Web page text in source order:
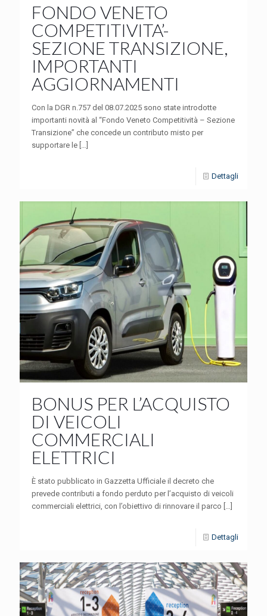
FONDO VENETO
COMPETITIVITA’-
SEZIONE TRANSIZIONE,
IMPORTANTI
AGGIORNAMENTI
Con la DGR n.757 del 08.07.2025 sono state introdotte
importanti novità al “Fondo Veneto Competitività – Sezione
Transizione” che concede un contributo misto per
supportare le […]
Dettagli
BONUS PER L’ACQUISTO
DI VEICOLI
COMMERCIALI
ELETTRICI
È stato pubblicato in Gazzetta Ufficiale il decreto che
prevede contributi a fondo perduto per l’acquisto di veicoli
commerciali elettrici, con l’obiettivo di rinnovare il parco […]
Dettagli